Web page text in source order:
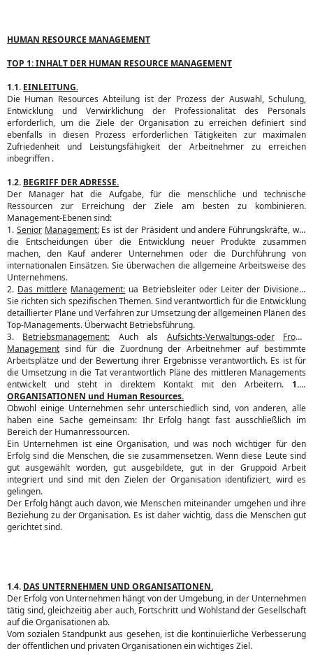
HUMAN RESOURCE MANAGEMENT
TOP 1: INHALT DER HUMAN RESOURCE MANAGEMENT
1.1. EINLEITUNG.
Die Human Resources Abteilung ist der Prozess der Auswahl, Schulung,
Entwicklung und Verwirklichung der Professionalität des Personals
erforderlich, um die Ziele der Organisation zu erreichen definiert sind
ebenfalls in diesen Prozess erforderlichen Tätigkeiten zur maximalen
Zufriedenheit und Leistungsfähigkeit der Arbeitnehmer zu erreichen
inbegriffen .
1.2. BEGRIFF DER ADRESSE.
Der Manager hat die Aufgabe, für die menschliche und technische
Ressourcen zur Erreichung der Ziele am besten zu kombinieren.
Management-Ebenen sind:
1. Senior Management:Es ist der Präsident und andere Führungskräfte, wie
die Entscheidungen über die Entwicklung neuer Produkte zusammen
machen, den Kauf anderer Unternehmen oder die Durchführung von
internationalen Einsätzen. Sie überwachen die allgemeine Arbeitsweise des
Unternehmens.
2. Das mittlere Management: ua Betriebsleiter oder Leiter der Divisionen.
Sie richten sich spezifischen Themen. Sind verantwortlich für die Entwicklung
detaillierter Pläne und Verfahren zur Umsetzung der allgemeinen Plänen des
Top-Managements. Überwacht Betriebsführung.
3. Betriebsmanagement: Auch als Aufsichts-Verwaltungs-oder
Front-
Management sind für die Zuordnung der Arbeitnehmer auf bestimmte
Arbeitsplätze und der Bewertung ihrer Ergebnisse verantwortlich. Es ist für
die Umsetzung in die Tat verantwortlich Pläne des mittleren Managements
entwickelt und steht in direktem Kontakt mit den Arbeitern.
1.3.
ORGANISATIONEN und Human Resources.
Obwohl einige Unternehmen sehr unterschiedlich sind, von anderen, alle
haben eine Sache gemeinsam: Ihr Erfolg hängt fast ausschließlich im
Bereich der Humanressourcen.
Ein Unternehmen ist eine Organisation, und was noch wichtiger für den
Erfolg sind die Menschen, die sie zusammensetzen. Wenn diese Leute sind
gut ausgewählt worden, gut ausgebildete, gut in der Gruppoid Arbeit
integriert und sind mit den Zielen der Organisation identifiziert, wird es
gelingen.
Der Erfolg hängt auch davon, wie Menschen miteinander umgehen und ihre
Beziehung zu der Organisation. Es ist daher wichtig, dass die Menschen gut
gerichtet sind.
1.4. DAS UNTERNEHMEN UND ORGANISATIONEN.
Der Erfolg von Unternehmen hängt von der Umgebung, in der Unternehmen
tätig sind, gleichzeitig aber auch, Fortschritt und Wohlstand der Gesellschaft
auf die Organisationen ab.
Vom sozialen Standpunkt aus gesehen, ist die kontinuierliche Verbesserung
der öffentlichen und privaten Organisationen ein wichtiges Ziel.